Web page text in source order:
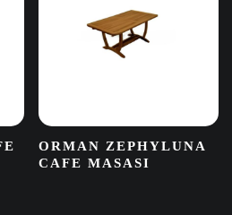
ORMAN ZEPHYLUNA
CAFE MASASI